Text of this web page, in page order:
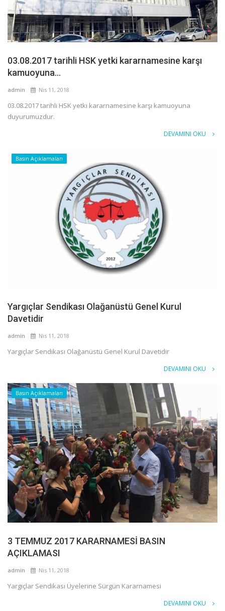
03.08.2017 tarihli HSK yetki kararnamesine karşı
kamuoyuna...
admin Nis 11, 2018
03.08.2017 tarihli HSK yetki kararnamesine karşı kamuoyuna
duyurumuzdur.
DEVAMINI OKU
Basın Açıklamaları
Yargıçlar Sendikası Olağanüstü Genel Kurul
Davetidir
admin Nis 11, 2018
Yargıçlar Sendikası Olağanüstü Genel Kurul Davetidir
DEVAMINI OKU
Basın Açıklamaları
3 TEMMUZ 2017 KARARNAMESİ BASIN
AÇIKLAMASI
admin Nis 11, 2018
Yargıçlar Sendikası Üyelerine Sürgün Kararnamesi
DEVAMINI OKU